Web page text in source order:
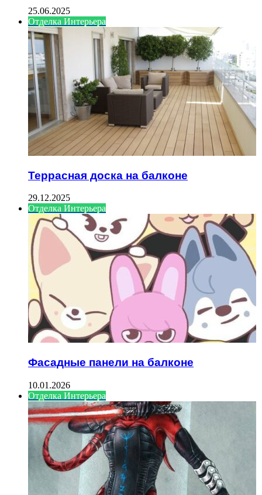
25.06.2025
Отделка Интерьера
Террасная доска на балконе
29.12.2025
Отделка Интерьера
Фасадные панели на балконе
10.01.2026
Отделка Интерьера